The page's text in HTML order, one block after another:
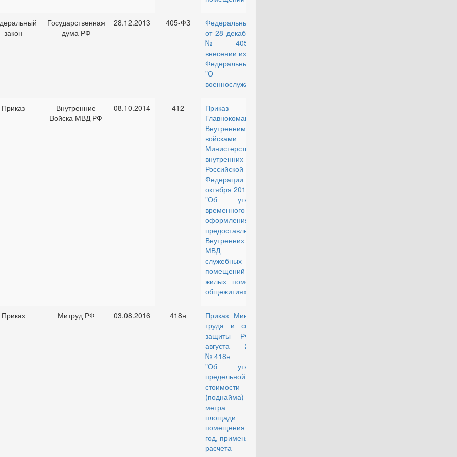
закон
Государственная
дума РФ
28.12.2013 405-ФЗ
Федеральный закон
от 28 декабря 2013 г.
№ 405-ФЗ "О
внесении изменений в
Федеральный закон
"О статусе
военнослужащих"
Приказ
Внутренние
Войска МВД РФ
08.10.2014 412
Приказ
Главнокомандующего
Внутренними
войсками
Министерства
внутренних дел
Российской
Федерации от 8
октября 2014 г. № 412
"Об утверждении
временного порядка
оформления и
предоставления во
Внутренних Войсках
МВД России
служебных жилых
помещений или
жилых помещений в
общежитиях"
Приказ Митруд РФ 03.08.2016 418н
Приказ Министерства
труда и социальной
защиты РФ от 3
августа 2016 г.
№ 418н
"Об утверждении
предельной
стоимости найма
(поднайма) 1 кв.
метра общей
площади жилого
помещения на 2017
год, применяемой для
расчета размера